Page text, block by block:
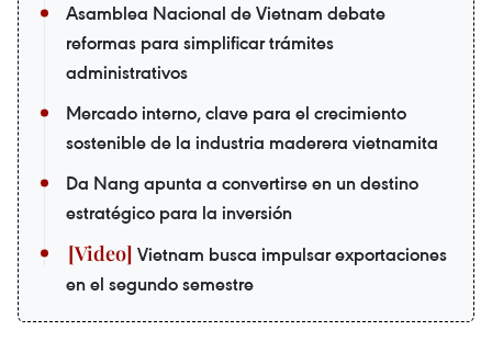
Asamblea Nacional de Vietnam debate
reformas para simplificar trámites
administrativos
Mercado interno, clave para el crecimiento
sostenible de la industria maderera vietnamita
Da Nang apunta a convertirse en un destino
estratégico para la inversión
Vietnam busca impulsar exportaciones
en el segundo semestre